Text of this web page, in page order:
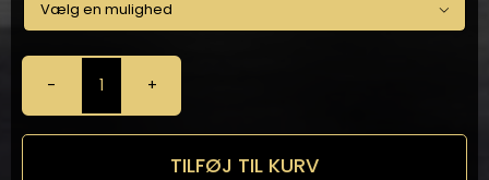

KW
-
Gevindundervogn
TILFØJ TIL KURV